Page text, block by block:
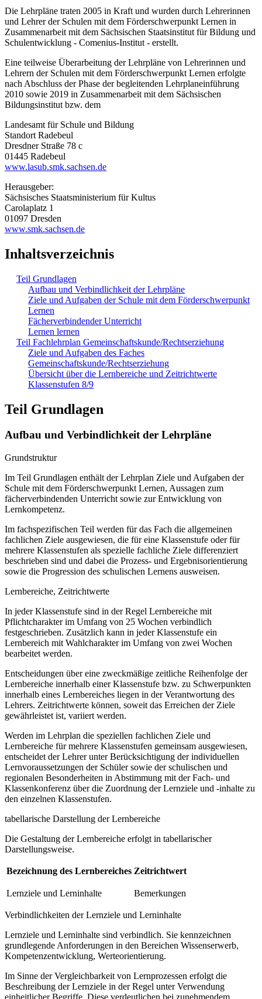
Die Lehrpläne traten 2005 in Kraft und wurden durch Lehrerinnen
und Lehrer der Schulen mit dem Förderschwerpunkt Lernen in
Zusammenarbeit mit dem Sächsischen Staatsinstitut für Bildung und
Schulentwicklung - Comenius-Institut - erstellt.
Eine teilweise Überarbeitung der Lehrpläne von Lehrerinnen und
Lehrern der Schulen mit dem Förderschwerpunkt Lernen erfolgte
nach Abschluss der Phase der begleitenden Lehrplaneinführung
2010 sowie 2019 in Zusammenarbeit mit dem Sächsischen
Bildungsinstitut bzw. dem
Landesamt für Schule und Bildung
Standort Radebeul
Dresdner Straße 78 c
01445 Radebeul
www.lasub.smk.sachsen.de
Herausgeber:
Sächsisches Staatsministerium für Kultus
Carolaplatz 1
01097 Dresden
www.smk.sachsen.de
Inhaltsverzeichnis
Teil Grundlagen
Aufbau und Verbindlichkeit der Lehrpläne
Ziele und Aufgaben der Schule mit dem Förderschwerpunkt
Lernen
Fächerverbindender Unterricht
Lernen lernen
Teil Fachlehrplan Gemeinschaftskunde/Rechtserziehung
Ziele und Aufgaben des Faches
Gemeinschaftskunde/Rechtserziehung
Übersicht über die Lernbereiche und Zeitrichtwerte
Klassenstufen 8/9
Teil Grundlagen
Aufbau und Verbindlichkeit der Lehrpläne
Grundstruktur
Im Teil Grundlagen enthält der Lehrplan Ziele und Aufgaben der
Schule mit dem Förderschwerpunkt Lernen, Aussagen zum
fächerverbindenden Unterricht sowie zur Entwicklung von
Lernkompetenz.
Im fachspezifischen Teil werden für das Fach die allgemeinen
fachlichen Ziele ausgewiesen, die für eine Klassenstufe oder für
mehrere Klassenstufen als spezielle fachliche Ziele differenziert
beschrieben sind und dabei die Prozess- und Ergebnisorientierung
sowie die Progression des schulischen Lernens ausweisen.
Lernbereiche, Zeitrichtwerte
In jeder Klassenstufe sind in der Regel Lernbereiche mit
Pflichtcharakter im Umfang von 25 Wochen verbindlich
festgeschrieben. Zusätzlich kann in jeder Klassenstufe ein
Lernbereich mit Wahlcharakter im Umfang von zwei Wochen
bearbeitet werden.
Entscheidungen über eine zweckmäßige zeitliche Reihenfolge der
Lernbereiche innerhalb einer Klassenstufe bzw. zu Schwerpunkten
innerhalb eines Lernbereiches liegen in der Verantwortung des
Lehrers. Zeitrichtwerte können, soweit das Erreichen der Ziele
gewährleistet ist, variiert werden.
Werden im Lehrplan die speziellen fachlichen Ziele und
Lernbereiche für mehrere Klassenstufen gemeinsam ausgewiesen,
entscheidet der Lehrer unter Berücksichtigung der individuellen
Lernvoraussetzungen der Schüler sowie der schulischen und
regionalen Besonderheiten in Abstimmung mit der Fach- und
Klassenkonferenz über die Zuordnung der Lernziele und -inhalte zu
den einzelnen Klassenstufen.
tabellarische Darstellung der Lernbereiche
Die Gestaltung der Lernbereiche erfolgt in tabellarischer
Darstellungsweise.
Bezeichnung des Lernbereiches Zeitrichtwert
Lernziele und Lerninhalte Bemerkungen
Verbindlichkeiten der Lernziele und Lerninhalte
Lernziele und Lerninhalte sind verbindlich. Sie kennzeichnen
grundlegende Anforderungen in den Bereichen Wissenserwerb,
Kompetenzentwicklung, Werteorientierung.
Im Sinne der Vergleichbarkeit von Lernprozessen erfolgt die
Beschreibung der Lernziele in der Regel unter Verwendung